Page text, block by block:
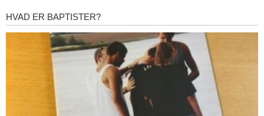
Hvad
HVAD ER BAPTISTER?